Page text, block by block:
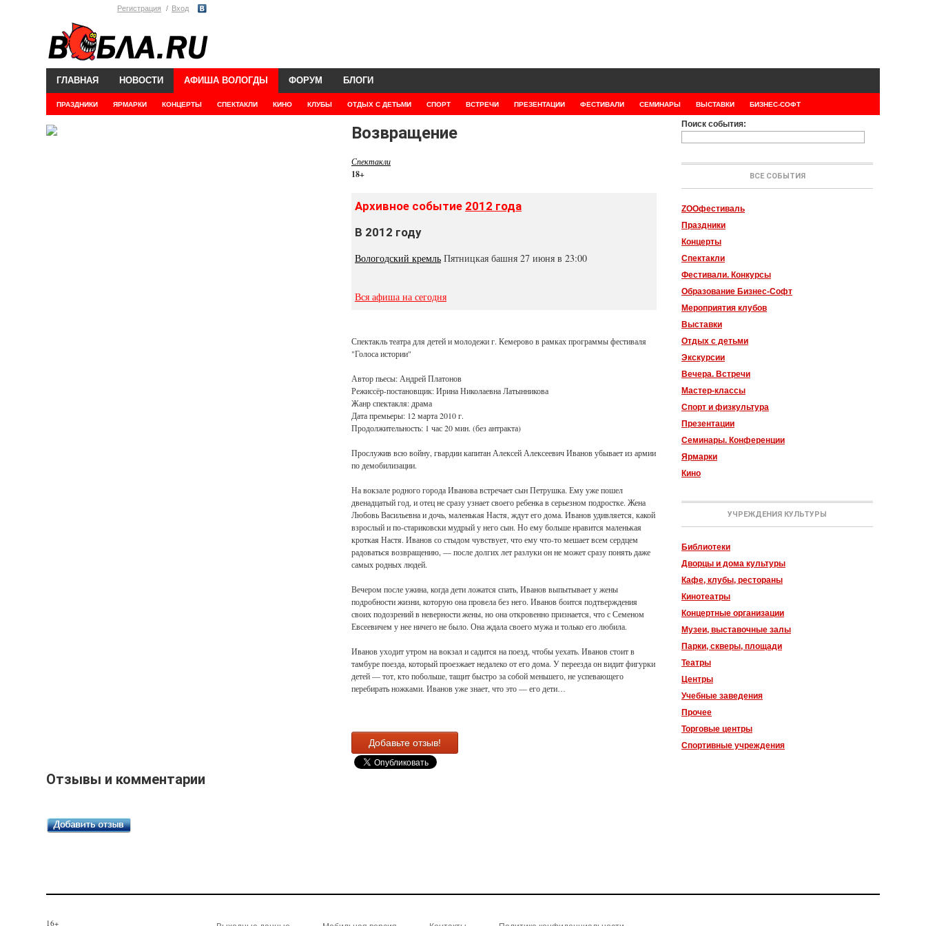
Регистрация Вход
ГЛАВНАЯ НОВОСТИ АФИША ВОЛОГДЫ
ПРАЗДНИКИ ЯРМАРКИ КОНЦЕРТЫ СПЕКТАКЛИ КИНО КЛУБЫ ОТДЫХ С ДЕТЬМИ СПОРТ ВСТРЕЧИ ПРЕЗЕНТАЦИИ ФЕСТИВАЛИ СЕМИНАРЫ ВЫСТАВКИ БИЗНЕС-СОФТ
ФОРУМ БЛОГИ
Возвращение
Спектакли
18+
Архивное событие 2012 года
В 2012 году
Вологодский кремль Пятницкая башня 27 июня в 23:00
Вся афиша на сегодня
Спектакль театра для детей и молодежи г. Кемерово в рамках программы фестиваля
"Голоса истории"
Автор пьесы: Андрей Платонов
Режиссёр-постановщик: Ирина Николаевна Латынникова
Жанр спектакля: драма
Дата премьеры: 12 марта 2010 г.
Продолжительность: 1 час 20 мин. (без антракта)
Прослужив всю войну, гвардии капитан Алексей Алексеевич Иванов убывает из армии
по демобилизации.
На вокзале родного города Иванова встречает сын Петрушка. Ему уже пошел
двенадцатый год, и отец не сразу узнает своего ребенка в серьезном подростке. Жена
Любовь Васильевна и дочь, маленькая Настя, ждут его дома. Иванов удивляется, какой
взрослый и по-стариковски мудрый у него сын. Но ему больше нравится маленькая
кроткая Настя. Иванов со стыдом чувствует, что ему что-то мешает всем сердцем
радоваться возвращению, — после долгих лет разлуки он не может сразу понять даже
самых родных людей.
Вечером после ужина, когда дети ложатся спать, Иванов выпытывает у жены
подробности жизни, которую она провела без него. Иванов боится подтверждения
своих подозрений в неверности жены, но она откровенно признается, что с Семеном
Евсеевичем у нее ничего не было. Она ждала своего мужа и только его любила.
Иванов уходит утром на вокзал и садится на поезд, чтобы уехать. Иванов стоит в
тамбуре поезда, который проезжает недалеко от его дома. У переезда он видит фигурки
детей — тот, кто побольше, тащит быстро за собой меньшего, не успевающего
перебирать ножками. Иванов уже знает, что это — его дети…
Добавьте отзыв!
Отзывы и комментарии
Поиск события:
ВСЕ СОБЫТИЯ
ZOOфестиваль
Праздники
Концерты
Спектакли
Фестивали. Конкурсы
Образование Бизнес-Софт
Мероприятия клубов
Выставки
Отдых с детьми
Экскурсии
Вечера. Встречи
Мастер-классы
Спорт и физкультура
Презентации
Семинары. Конференции
Ярмарки
Кино
УЧРЕЖДЕНИЯ КУЛЬТУРЫ
Библиотеки
Дворцы и дома культуры
Кафе, клубы, рестораны
Кинотеатры
Концертные организации
Музеи, выставочные залы
Парки, скверы, площади
Театры
Центры
Учебные заведения
Прочее
Торговые центры
Спортивные учреждения
16+